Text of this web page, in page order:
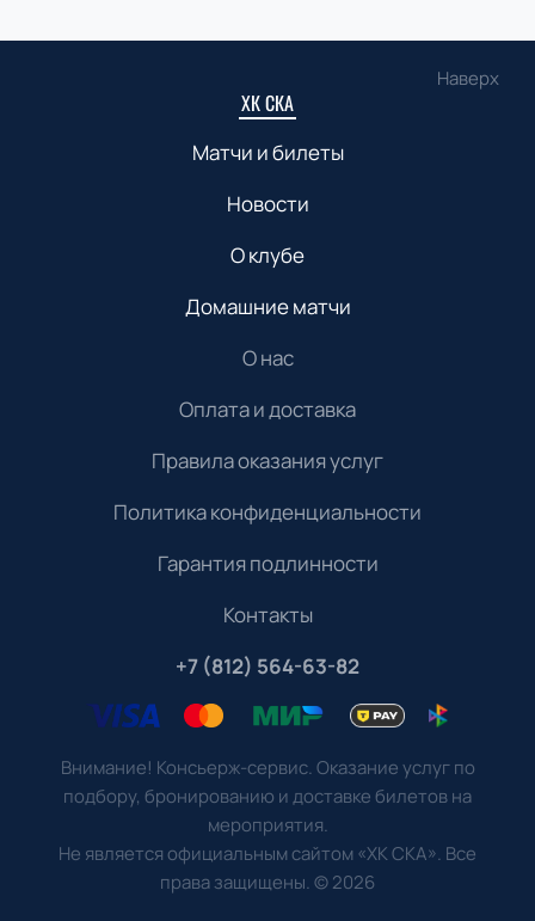
Наверх
ХК СКА
Матчи и билеты
Новости
О клубе
Домашние матчи
О нас
Оплата и доставка
Правила оказания услуг
Политика конфиденциальности
Гарантия подлинности
Контакты
+7 (812) 564-63-82
Внимание! Консьерж-сервис. Оказание услуг по
подбору, бронированию и доставке билетов на
мероприятия.
Не является официальным сайтом «ХК СКА». Все
права защищены.©2026